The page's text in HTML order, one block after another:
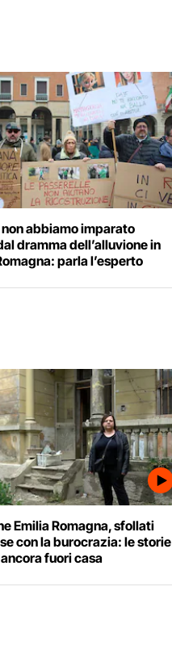
abbiamo imparato
dramma dell’alluvione in
parla l’esperto
Emilia Romagna, sfollati
con la burocrazia: le storie
fuori casa